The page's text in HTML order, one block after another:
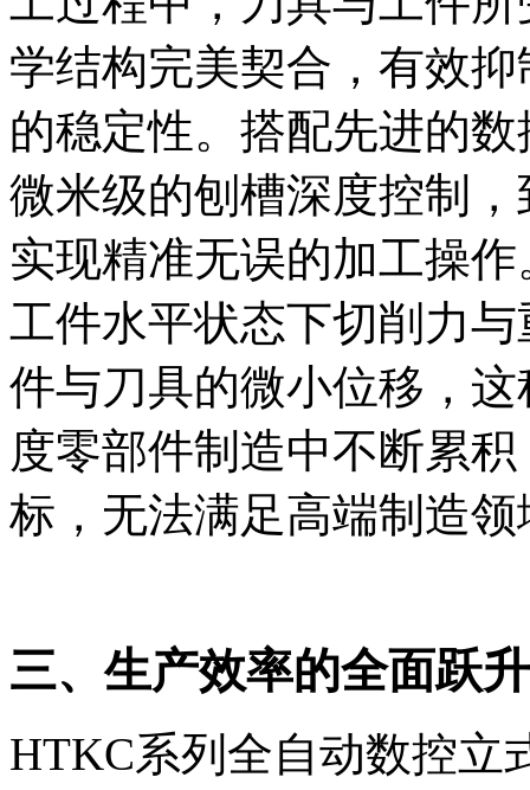
学结构完美契合，有效
的稳定性。搭配先进的
微米级的刨槽深度控制
实现精准无误的加工操
工件水平状态下切削力
件与刀具的微小位移，
度零部件制造中不断累
标，无法满足高端制造
三、生产效率的全面跃升
HTKC系列全自动数控立